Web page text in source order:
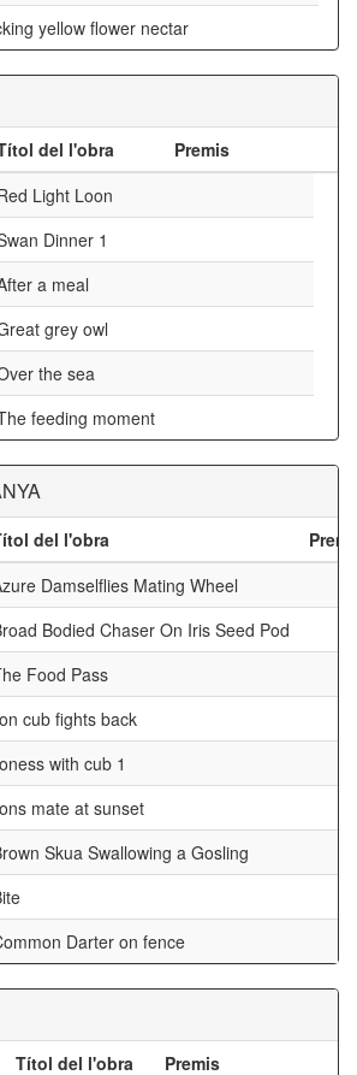
yellow flower nectar
del l'obra
Premis
Light Loon
Dinner 1
a meal
grey owl
the sea
feeding moment
del l'obra
Damselflies Mating Wheel
Bodied Chaser On Iris Seed Pod
Food Pass
cub fights back
with cub 1
mate at sunset
Skua Swallowing a Gosling
Darter on fence
Títol del l'obra Premis